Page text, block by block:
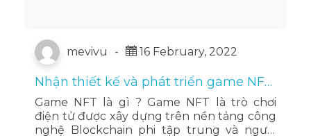
mevivu - 16 February, 2022
Nhận thiết kế và phát triển game NFT
uy tín chuyên nghiệp.
Game NFT là gì ? Game NFT là trò chơi
điện tử được xây dựng trên nền tảng công
nghệ Blockchain phi tập trung và người